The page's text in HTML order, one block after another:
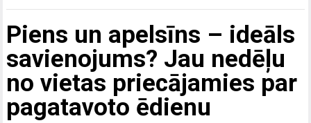
Piens un apelsīns – ideāls
savienojums? Jau nedēļu
no vietas priecājamies par
pagatavoto ēdienu